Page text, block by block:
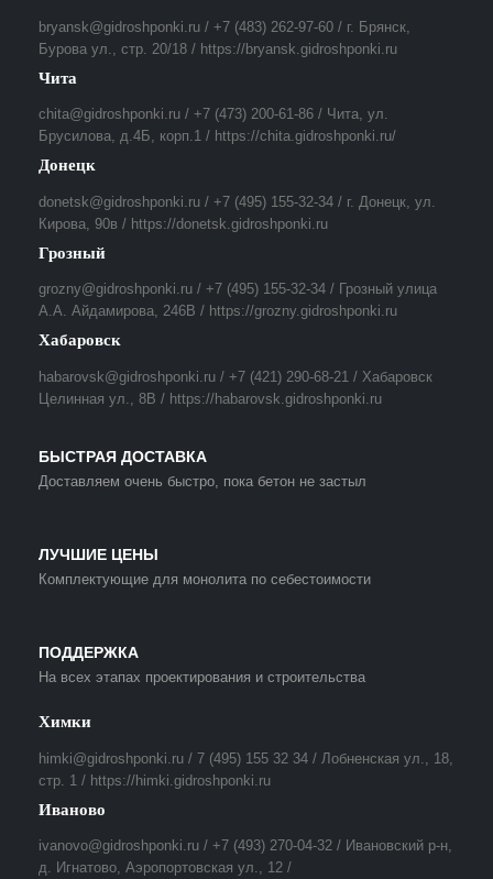
bryansk@gidroshponki.ru / +7 (483) 262-97-60 / г. Брянск,
Бурова ул., стр. 20/18 / https://bryansk.gidroshponki.ru
Чита
chita@gidroshponki.ru / +7 (473) 200-61-86 / Чита, ул.
Брусилова, д.4Б, корп.1 / https://chita.gidroshponki.ru/
Донецк
donetsk@gidroshponki.ru / +7 (495) 155-32-34 / г. Донецк, ул.
Кирова, 90в / https://donetsk.gidroshponki.ru
Грозный
grozny@gidroshponki.ru / +7 (495) 155-32-34 / Грозный улица
А.А. Айдамирова, 246В / https://grozny.gidroshponki.ru
Хабаровск
habarovsk@gidroshponki.ru / +7 (421) 290-68-21 / Хабаровск
Целинная ул., 8В / https://habarovsk.gidroshponki.ru
БЫСТРАЯ ДОСТАВКА
Доставляем очень быстро, пока бетон не застыл
ЛУЧШИЕ ЦЕНЫ
Комплектующие для монолита по себестоимости
ПОДДЕРЖКА
На всех этапах проектирования и строительства
Химки
himki@gidroshponki.ru / 7 (495) 155 32 34 / Лобненская ул., 18,
стр. 1 / https://himki.gidroshponki.ru
Иваново
ivanovo@gidroshponki.ru / +7 (493) 270-04-32 / Ивановский р-н,
д. Игнатово, Аэропортовская ул., 12 /